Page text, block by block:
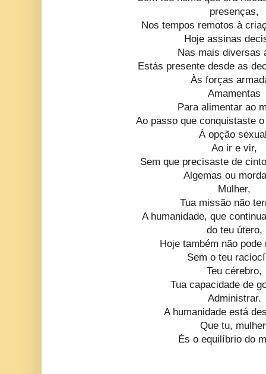
presenças,
Nos tempos remotos à
Hoje assinas
Nas mais diversas
Estás presente desde as
Às forças
Amamentas
Para alimentar ao
Ao passo que conquistaste
À opção
Ao ir e vir,
Sem que precisaste de
Algemas ou
Mulher,
Tua missão não
A humanidade, que
do teu útero,
Hoje também não
Sem o teu
Teu cérebro,
Tua capacidade de
Administrar.
A humanidade está
Que tu,
És o equilíbrio do